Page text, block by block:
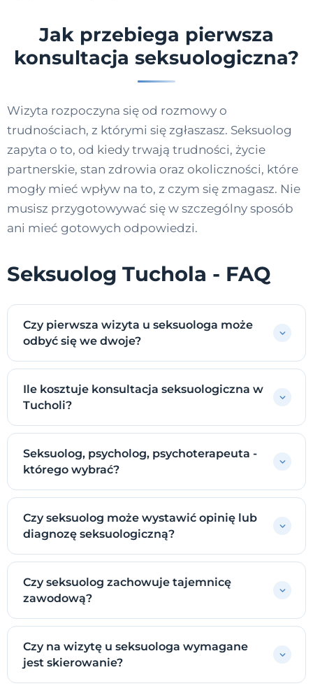
Jak przebiega pierwsza
konsultacja seksuologiczna?
Wizyta rozpoczyna się od rozmowy o
trudnościach, z którymi się zgłaszasz. Seksuolog
zapyta o to, od kiedy trwają trudności, życie
partnerskie, stan zdrowia oraz okoliczności, które
mogły mieć wpływ na to, z czym się zmagasz. Nie
musisz przygotowywać się w szczególny sposób
ani mieć gotowych odpowiedzi.
Seksuolog Tuchola - FAQ
Czy pierwsza wizyta u seksuologa może
odbyć się we dwoje?
Ile kosztuje konsultacja seksuologiczna w
Tucholi?
Seksuolog, psycholog, psychoterapeuta -
którego wybrać?
Czy seksuolog może wystawić opinię lub
diagnozę seksuologiczną?
Czy seksuolog zachowuje tajemnicę
zawodową?
Czy na wizytę u seksuologa wymagane
jest skierowanie?